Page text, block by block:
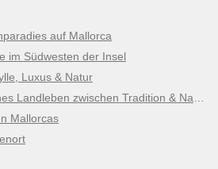
auf Mallorca
im Südwesten der Insel
Luxus & Natur
Mallorcas